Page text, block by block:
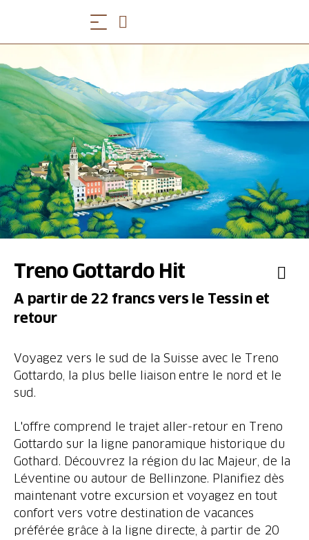
Treno Gottardo Hit
A partir de 22 francs vers le Tessin et
retour
Voyagez vers le sud de la Suisse avec le Treno
Gottardo, la plus belle liaison entre le nord et le
sud.
L'offre comprend le trajet aller-retour en Treno
Gottardo sur la ligne panoramique historique du
Gothard. Découvrez la région du lac Majeur, de la
Léventine ou autour de Bellinzone. Planifiez dès
maintenant votre excursion et voyagez en tout
confort vers votre destination de vacances
préférée grâce à la ligne directe, à partir de 20